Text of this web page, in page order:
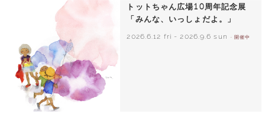
トットちゃん広場10周年記念展
「みんな、いっしょだよ。」
2026.6.12 fri - 2026.9.6 sun - 開催中